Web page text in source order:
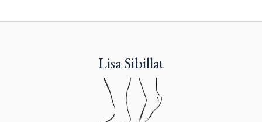
Lisa Sibillat